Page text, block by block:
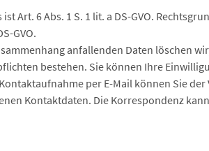
Art. 6 Abs. 1 S. 1 lit. a DS-GVO.
GVO.
anfallenden Daten löschen
bestehen. Sie können Ihre
per E-Mail können Sie
Kontaktdaten. Die Korrespondenz